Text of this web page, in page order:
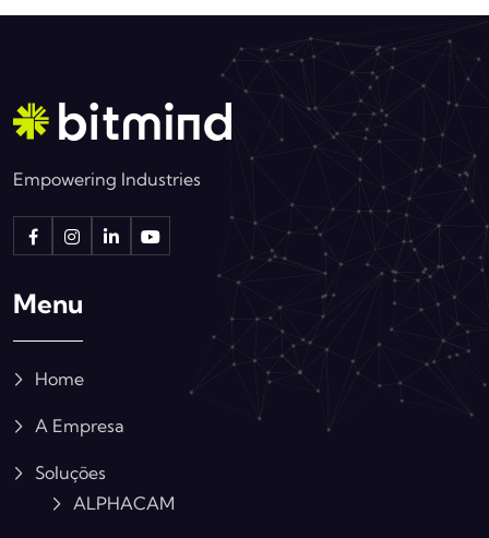
Empowering Industries
Menu
Home
A Empresa
Soluções
ALPHACAM